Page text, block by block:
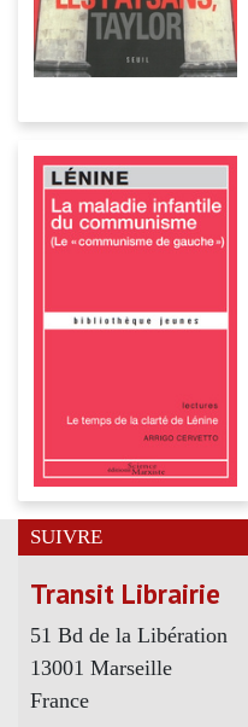
SUIVRE
Transit Librairie
51 Bd de la Libération
13001 Marseille
France